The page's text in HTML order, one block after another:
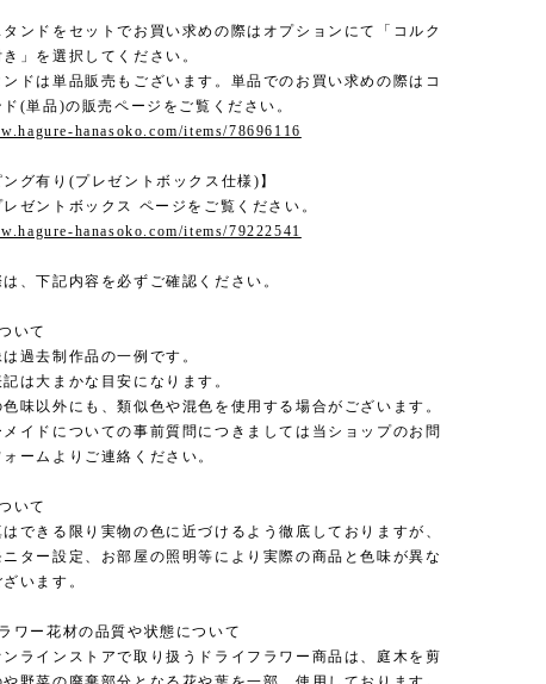
ンドをセットでお買い求めの際はオプションにて「コルク
」を選択してください。
ドは単品販売もございます。単品でのお買い求めの際はコ
(単品)の販売ページをご覧ください。
hanasoko.com/items/78696116
グ有り(プレゼントボックス仕様)】
ゼントボックス ページをご覧ください。
hanasoko.com/items/79222541
、下記内容を必ずご確認ください。
いて
は過去制作品の一例です。
記は大まかな目安になります。
色味以外にも、類似色や混色を使用する場合がございます。
メイドについての事前質問につきましては当ショップのお問
ームよりご連絡ください。
いて
はできる限り実物の色に近づけるよう徹底しておりますが、
ニター設定、お部屋の照明等により実際の商品と色味が異な
います。
ワー花材の品質や状態について
ンラインストアで取り扱うドライフラワー商品は、庭木を剪